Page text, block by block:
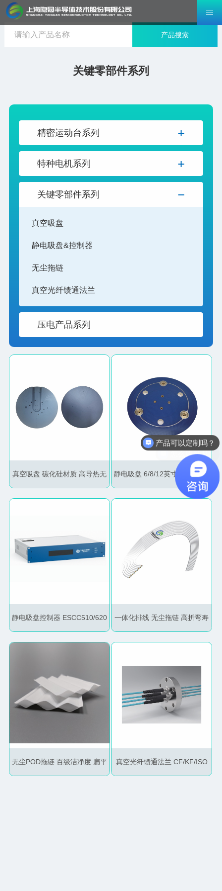
产品搜索
关键零部件系列
精密运动台系列
特种电机系列
关键零部件系列
真空吸盘
静电吸盘&控制器
无尘拖链
真空光纤馈通法兰
压电产品系列
真空吸盘 碳化硅材质 高导热无
污染 半导体设备专用
静电吸盘 6/8/12英寸 库伦/梯度
力 超高真空适用
静电吸盘控制器 ESCC510/620
高精度双极电源
一体化排线 无尘拖链 高折弯寿
命 半导体设备专用
无尘POD拖链 百级洁净度 扁平 真空光纤馈通法兰 CF/KF/ISO
产品可以定制吗？
怎么购买呢？